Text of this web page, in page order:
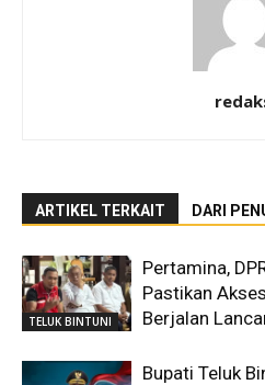
ARTIKEL TERKAIT DARI
TELUK BINTUNI
Pertamina,
Pastikan
Berjalan
Bupati Teluk